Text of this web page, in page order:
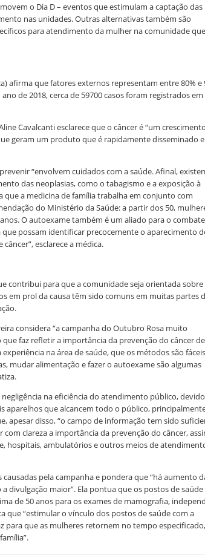
o Dia D – eventos que estimulam a captação das
nas unidades. Outras alternativas também são
para atendimento da mulher na comunidade que
afirma que fatores externos representam entre 80% e
de 2018, cerca de 59700 casos foram registrados em
Cavalcanti esclarece que o câncer é “um crescimento
geram um produto que é rapidamente disseminado e
“envolvem cuidados com a saúde. Afinal,
das neoplasias, como o tabagismo e a exposição à
que a medicina de família trabalha em conjunto com
do Ministério da Saúde: a partir dos 50,
O autoexame também é um aliado para o
que possam identificar precocemente o aparecimento
esclarece a médica.
contribui para que a comunidade seja orientada sobre
em prol da causa têm sido comuns em muitas partes
considera “a campanha do Outubro Rosa muito
faz refletir a importância da prevenção do câncer de
na área de saúde, que os métodos são
mudar alimentação e fazer o autoexame são algumas
na eficiência do atendimento público,
aparelhos que alcancem todo o público,
apesar disso, “o campo de informação tem sido
clareza a importância da prevenção do câncer,
hospitais, ambulatórios e outros meios de
causadas pela campanha e pondera que “há aumento
divulgação maior”. Ela pontua que os postos de saúde
de 50 anos para os exames de mamografia,
que “estimular o vínculo dos postos de saúde com a
para que as mulheres retornem no tempo